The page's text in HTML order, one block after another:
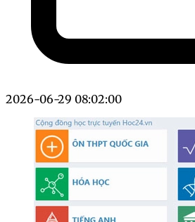
2026-06-29 08:02:00